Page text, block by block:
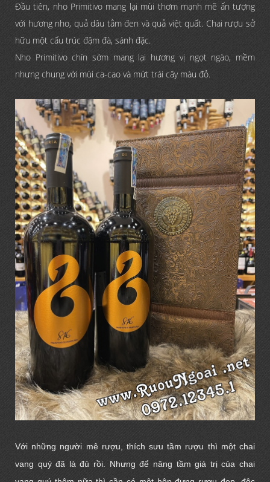
Đầu tiên, nho Primitivo mang lại mùi thơm mạnh mẽ ấn tượng
với hương nho, quả dâu tằm đen và quả việt quất. Chai rượu sở
hữu một cấu trúc đậm đà, sánh đặc.
Nho Primitivo chín sớm mang lại hương vị ngọt ngào, mềm
nhưng chung với mùi ca-cao và mứt trái cây màu đỏ.
Với những người mê rượu, thích sưu tầm rượu thì một chai
vang quý đã là đủ rồi. Nhưng để nâng tầm giá trị của chai